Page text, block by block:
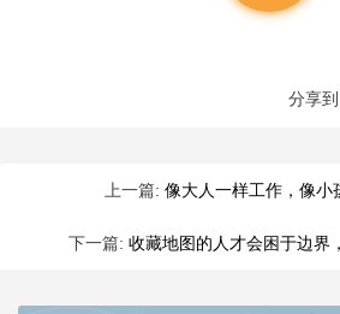
分享到
上一篇: 像大人一样工作，像小
下一篇: 收藏地图的人才会困于边界